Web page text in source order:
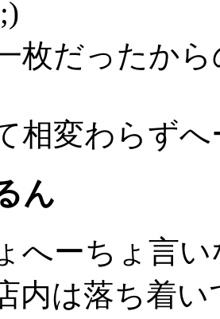
枚だったから
相変わらずへ
ん
へーちょ言
内は落ち着